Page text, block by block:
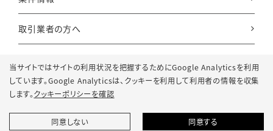
当サイトではサイトの利用状況を把握するためにGoogle Analyticsを利用
しています。Google Analyticsは、 クッキーを利用して利用者の情報を収集
します。クッキーポリシーを確認
同意しない 同意する
取引業者の方へ
© 2022 Osaka Metropolitan University Hospital.